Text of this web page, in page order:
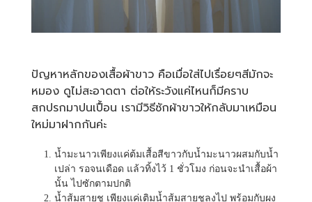
ปัญหาหลักของเสื้อผ้าขาว คือเมื่อใส่ไปเรื่อยๆสีมักจะ
หมอง ดูไม่สะอาดตา ต่อให้ระวังแค่ไหนก็มีคราบ
สกปรกมาปนเปื้อน เรามีวิธีซักผ้าขาวให้กลับมาเหมือน
ใหม่มาฝากกันค่ะ
น้ำมะนาวเพียงแค่ต้มเสื้อสีขาวกับน้ำมะนาวผสมกับน้ำ
เปล่า รอจนเดือด แล้วทิ้งไว้ 1 ชั่วโมง ก่อนจะนำเสื้อผ้า
นั้น ไปซักตามปกติ
น้ำส้มสายชู เพียงแค่เติมน้ำส้มสายชูลงไป พร้อมกับผง